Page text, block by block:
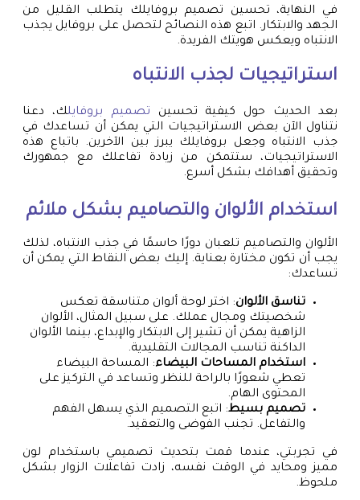
في النهاية، تحسين تصميم بروفايلك يتطلب القليل من
الجهد والابتكار. اتبع هذه النصائح لتحصل على بروفايل يجذب
الانتباه ويعكس هويتك الفريدة.
استراتيجيات لجذب الانتباه
بعد الحديث حول كيفية تحسين تصميم بروفايلك، دعنا
نتناول الآن بعض الاستراتيجيات التي يمكن أن تساعدك في
جذب الانتباه وجعل بروفايلك يبرز بين الآخرين. باتباع هذه
الاستراتيجيات، ستتمكن من زيادة تفاعلك مع جمهورك
وتحقيق أهدافك بشكل أسرع.
استخدام الألوان والتصاميم بشكل ملائم
الألوان والتصاميم تلعبان دورًا حاسمًا في جذب الانتباه، لذلك
يجب أن تكون مختارة بعناية. إليك بعض النقاط التي يمكن أن
تساعدك:
تناسق الألوان: اختر لوحة ألوان متناسقة تعكس
شخصيتك ومجال عملك. على سبيل المثال، الألوان
الزاهية يمكن أن تشير إلى الابتكار والإبداع، بينما الألوان
الداكنة تناسب المجالات التقليدية.
استخدام المساحات البيضاء: المساحة البيضاء
تعطي شعورًا بالراحة للنظر وتساعد في التركيز على
المحتوى الهام.
تصميم بسيط: اتبع التصميم الذي يسهل الفهم
والتفاعل. تجنب الفوضى والتعقيد.
في تجربتي، عندما قمت بتحديث تصميمي باستخدام لون
مميز ومحايد في الوقت نفسه، زادت تفاعلات الزوار بشكل
ملحوظ.